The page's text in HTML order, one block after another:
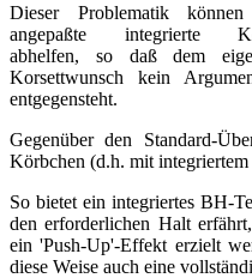
Dieser Problematik
angepaßte integrierte
abhelfen, so daß dem
Korsettwunsch kein
entgegensteht.
Gegenüber den Standard-
Körbchen (d.h. mit
So bietet ein integriertes BH-
den erforderlichen Halt
ein 'Push-Up'-Effekt erzielt
diese Weise auch eine